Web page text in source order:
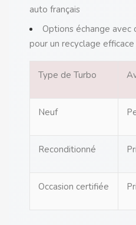
auto français
Options échange avec
pour un recyclage efficace
Type de Turbo
Neuf
Reconditionné
Occasion certifiée